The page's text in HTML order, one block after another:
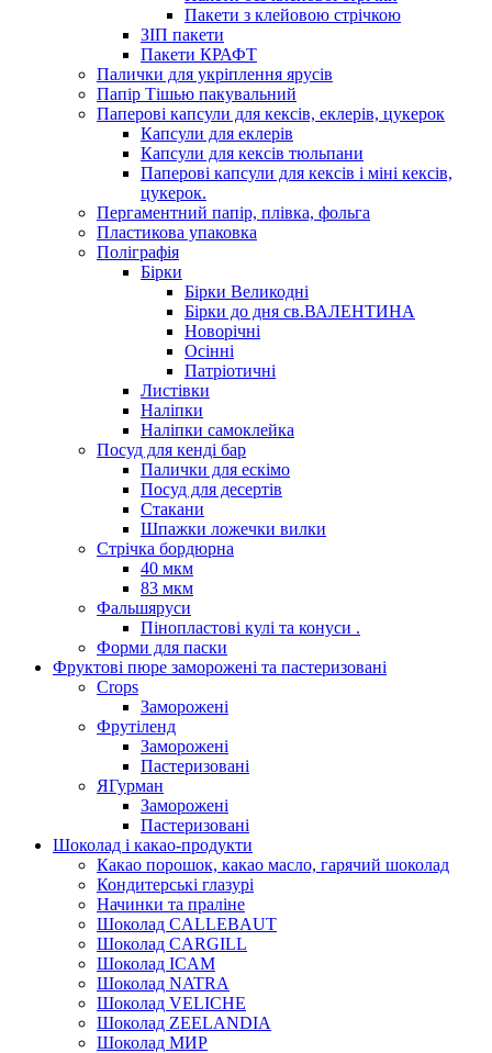
Пакети з клейовою стрічкою
ЗІП пакети
Пакети КРАФТ
Палички для укріплення ярусів
Папір Тішью пакувальний
Паперові капсули для кексів, еклерів, цукерок
Капсули для еклерів
Капсули для кексів тюльпани
Паперові капсули для кексів і міні кексів,
цукерок.
Пергаментний папір, плівка, фольга
Пластикова упаковка
Поліграфія
Бірки
Бірки Великодні
Бірки до дня св.ВАЛЕНТИНА
Новорічні
Осінні
Патріотичні
Листівки
Наліпки
Наліпки самоклейка
Посуд для кенді бар
Палички для ескімо
Посуд для десертів
Стакани
Шпажки ложечки вилки
Стрічка бордюрна
40 мкм
83 мкм
Фальшяруси
Пінопластові кулі та конуси .
Форми для паски
Фруктові пюре заморожені та пастеризовані
Crops
Заморожені
Фрутіленд
Заморожені
Пастеризовані
ЯГурман
Заморожені
Пастеризовані
Шоколад і какао-продукти
Какао порошок, какао масло, гарячий шоколад
Кондитерські глазурі
Начинки та праліне
Шоколад CALLEBAUT
Шоколад CARGILL
Шоколад ICAM
Шоколад NATRA
Шоколад VELICHE
Шоколад ZEELANDIA
Шоколад МИР